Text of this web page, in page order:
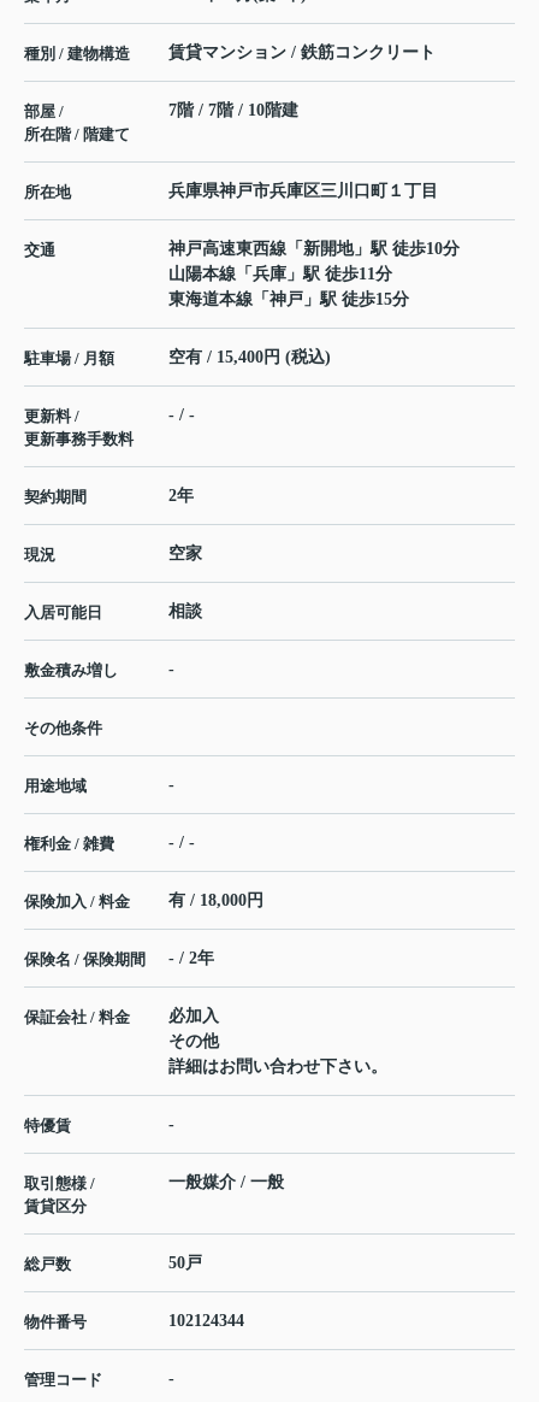
種別 / 建物構造 賃貸マンション / 鉄筋コンクリート
部屋 /
所在階 / 階建て
7階 / 7階 / 10階建
所在地 兵庫県神戸市兵庫区三川口町 １丁目
交通 神戸高速東西線 「 新開地」駅 徒歩10分
山陽本線 「 兵庫 」駅 徒歩11分
東海道本線 「 神戸 」駅 徒歩15分
駐車場 / 月額 空有 / 15,400円 (税込)
更新料 /
更新事務手数料
- / -
契約期間 2年
現況 空家
入居可能日 相談
敷金積み増し -
その他条件
用途地域 -
権利金 / 雑費 - / -
保険加入 / 料金 有 / 18,000円
保険名 / 保険期間 - / 2年
保証会社 / 料金
必加入
その他
詳細はお問い合わせ下さい。
特優賃 -
取引態様 /
賃貸区分
一般媒介 / 一般
総戸数 50戸
物件番号 102124344
管理コード -